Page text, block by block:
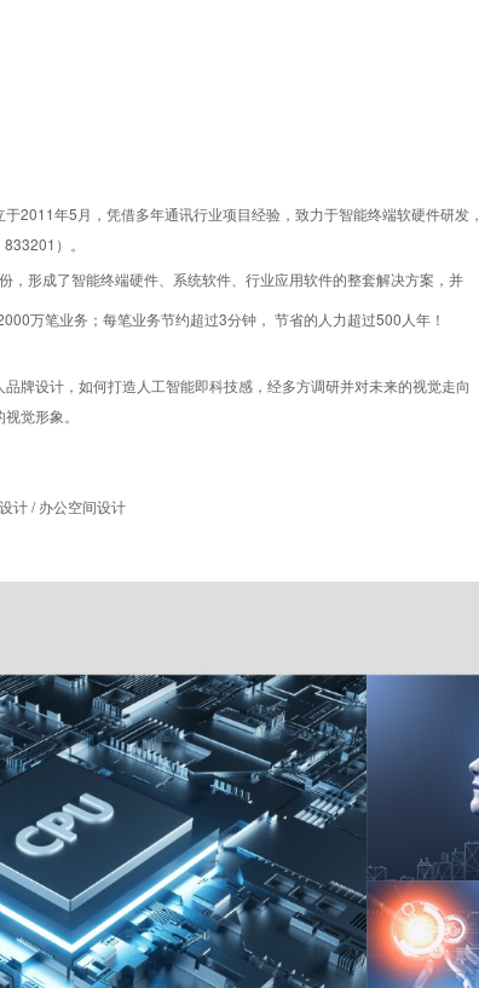
2011年5月，凭借多年通讯行业项目经验，致力于智能终端软硬件研发，
）。
形成了智能终端硬件、系统软件、行业应用软件的整套解决方案，并
万笔业务；每笔业务节约超过3分钟， 节省的人力超过500人年！
牌设计，如何打造人工智能即科技感，经多方调研并对未来的视觉走向
觉形象。
计/ 办公空间设计